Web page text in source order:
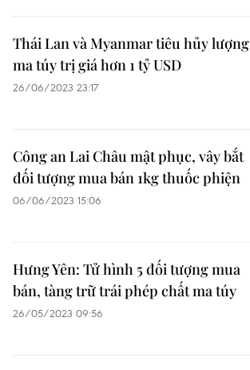
Thái Lan và Myanmar tiêu hủy lượng
ma túy trị giá hơn 1 tỷ USD
26/06/2023 23:17
Công an Lai Châu mật phục, vây bắt
đối tượng mua bán 1kg thuốc phiện
06/06/2023 15:06
Hưng Yên: Tử hình 5 đối tượng mua
bán, tàng trữ trái phép chất ma túy
26/05/2023 09:56